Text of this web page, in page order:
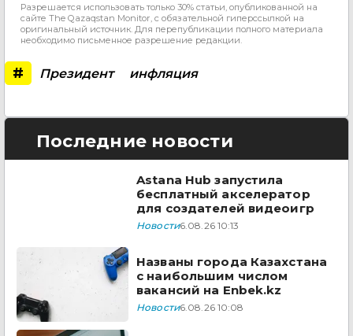
Разрешается использовать только 30% статьи, опубликованной на
сайте The Qazaqstan Monitor, с обязательной гиперссылкой на
оригинальный источник. Для перепубликации полного материала
необходимо письменное разрешение редакции.
# Президент инфляция
Последние новости
Astana Hub запустила
бесплатный акселератор
для создателей видеоигр
Новости6.08.26 10:13
Названы города Казахстана
с наибольшим числом
вакансий на Enbek.kz
Новости6.08.26 10:08